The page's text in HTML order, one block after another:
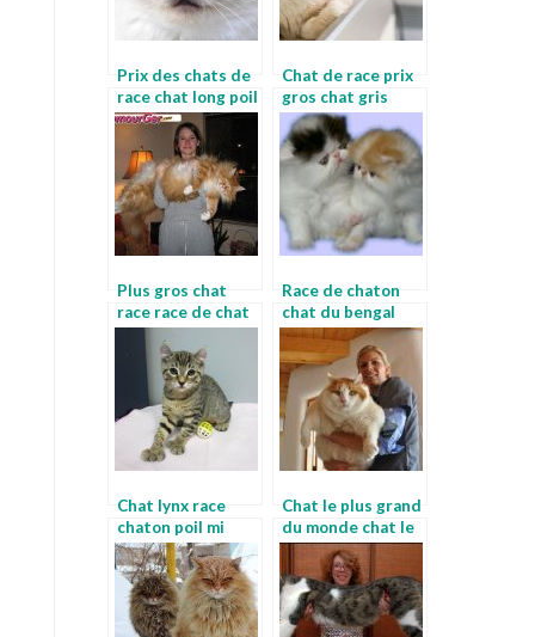
Prix des chats de
race chat long poil
Chat de race prix
gros chat gris
Plus gros chat
race race de chat
le plus gros
Race de chaton
chat du bengal
gris
Chat lynx race
chaton poil mi
long
Chat le plus grand
du monde chat le
plus grand